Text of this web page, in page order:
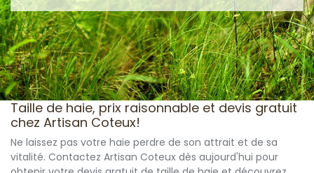
Taille de haie, prix raisonnable et devis gratuit
chez Artisan Coteux!
Ne laissez pas votre haie perdre de son attrait et de sa
vitalité. Contactez Artisan Coteux dès aujourd'hui pour